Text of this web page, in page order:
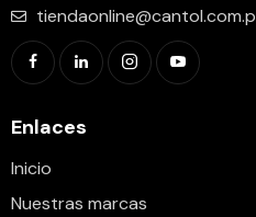
Enlaces
Inicio
Nuestras marcas